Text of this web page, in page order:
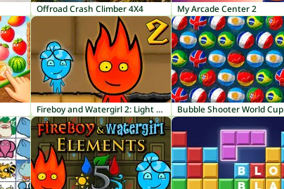
Offroad Crash Climber 4X4 My Arcade Center 2
Fireboy and Watergirl 2: Light Temple Bubble Shooter World Cup